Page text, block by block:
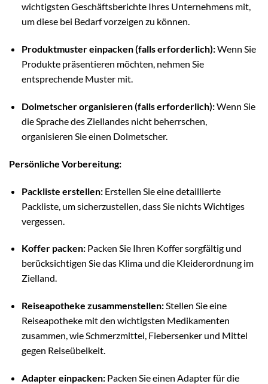
wichtigsten Geschäftsberichte Ihres Unternehmens mit,
um diese bei Bedarf vorzeigen zu können.
Produktmuster einpacken (falls erforderlich):Wenn Sie
Produkte präsentieren möchten, nehmen Sie
entsprechende Muster mit.
Dolmetscher organisieren (falls erforderlich):Wenn Sie
die Sprache des Ziellandes nicht beherrschen,
organisieren Sie einen Dolmetscher.
Persönliche Vorbereitung:
Packliste erstellen:Erstellen Sie eine detaillierte
Packliste, um sicherzustellen, dass Sie nichts Wichtiges
vergessen.
Koffer packen:Packen Sie Ihren Koffer sorgfältig und
berücksichtigen Sie das Klima und die Kleiderordnung im
Zielland.
Reiseapotheke zusammenstellen:Stellen Sie eine
Reiseapotheke mit den wichtigsten Medikamenten
zusammen, wie Schmerzmittel, Fiebersenker und Mittel
gegen Reiseübelkeit.
Adapter einpacken:Packen Sie einen Adapter für die